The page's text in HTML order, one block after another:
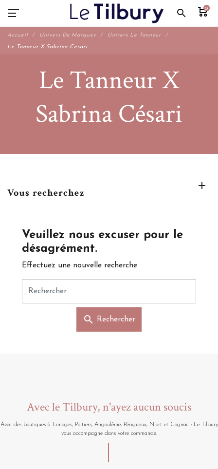
search 0
Accueil Univers De Marques Univers Le Tanneur
Le Tanneur X Sabrina Césari
Le Tanneur X
Sabrina Césari
Vous recherchez
Veuillez nous excuser pour le
désagrément.
Effectuez une nouvelle recherche
search Rechercher
Avec le Tilbury, n'ayez aucun soucis
Avec des boutiques à Limoges, Poitiers, Angoulême, Périgueux, Niort et Cognac ; Le Tilbury
vous accompagne dans votre commande.